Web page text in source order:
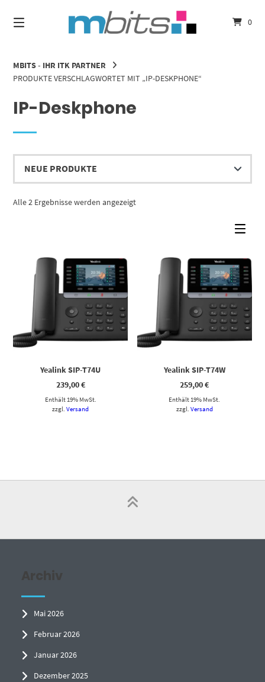
zum
Inhalt
0
MBITS - IHR ITK PARTNER
PRODUKTE VERSCHLAGWORTET MIT „IP-DESKPHONE“
IP-Deskphone
Alle 2 Ergebnisse werden angezeigtNach
Yealink SIP-T74U
239,00€
Enthält 19% MwSt.
zzgl.Versand
Yealink SIP-T74W
259,00€
Enthält 19% MwSt.
zzgl. Versand
Archiv
Mai 2026
Februar 2026
Januar 2026
Dezember 2025